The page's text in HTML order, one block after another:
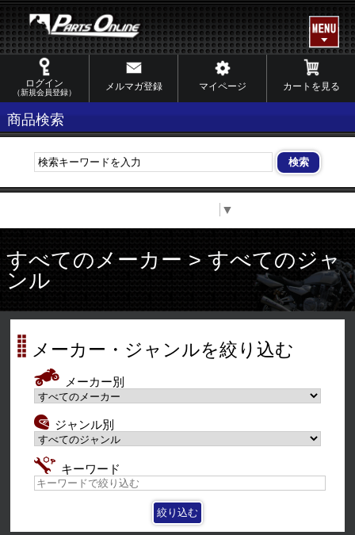
ログイン
（新規会員登録）
メルマガ登録 マイページ カートを見る
商品検索
▼
すべてのメーカー > すべてのジャ
ンル
メーカー・ジャンルを絞り込む
メーカー別
ジャンル別
キーワード